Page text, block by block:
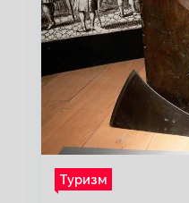
Туризм